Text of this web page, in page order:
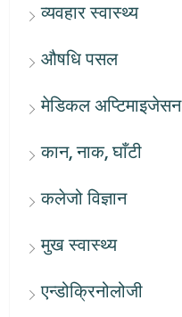
व्यवहार स्वास्थ्य
औषधि पसल
मेडिकल अप्टिमाइजेसन
कान, नाक, घाँटी
कलेजो विज्ञान
मुख स्वास्थ्य
एन्डोक्रिनोलोजी